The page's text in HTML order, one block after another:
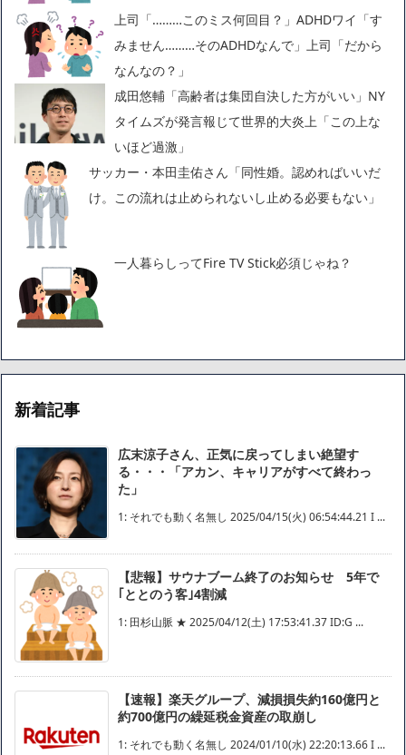
上司「………このミス何回目？」ADHDワイ「す
みません………そのADHDなんで」上司「だから
なんなの？」
成田悠輔「高齢者は集団自決した方がいい」NY
タイムズが発言報じて世界的大炎上「この上な
いほど過激」
サッカー・本田圭佑さん「同性婚。認めればいいだ
け。この流れは止められないし止める必要もない」
一人暮らしってFire TV Stick必須じゃね？
新着記事
広末涼子さん、正気に戻ってしまい絶望す
る・・・「アカン、キャリアがすべて終わっ
た」
1: それでも動く名無し 2025/04/15(火) 06:54:44.21 I ...
【悲報】サウナブーム終了のお知らせ 5年で
｢ととのう客｣4割減
1: 田杉山脈 ★ 2025/04/12(土) 17:53:41.37 ID:G ...
【速報】楽天グループ、減損損失約160億円と
約700億円の繰延税金資産の取崩し
1: それでも動く名無し 2024/01/10(水) 22:20:13.66 I ...